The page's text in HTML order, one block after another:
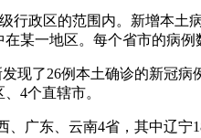
行政区的范围内。新增本
某一地区。每个省市的病例
现了26例本土确诊的新冠
4个直辖市。
广东、云南4省，其中辽